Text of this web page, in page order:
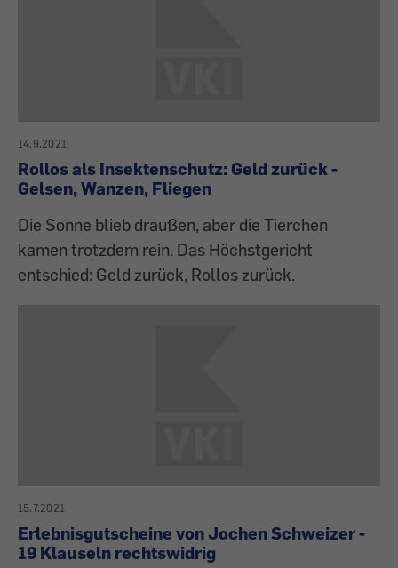
14.9.2021
Rollos als Insektenschutz: Geld zurück -
Gelsen, Wanzen, Fliegen
Die Sonne blieb draußen, aber die Tierchen
kamen trotzdem rein. Das Höchstgericht
entschied: Geld zurück, Rollos zurück.
15.7.2021
Erlebnisgutscheine von Jochen Schweizer -
19 Klauseln rechtswidrig